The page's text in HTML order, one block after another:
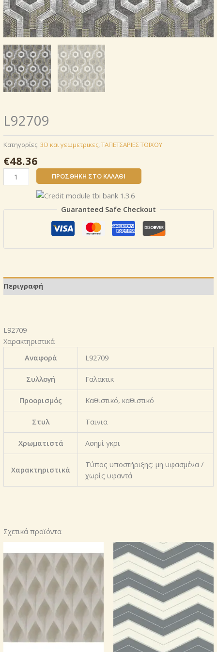
L92709
Κατηγορίες: 3D και γεωμετρικες ΤΑΠΕΤΣΑΡΙΕΣ ΤΟΙΧΟΥ
€48.36
L92709
ποσότητα
ΠΡΟΣΘΉΚΗ ΣΤΟ ΚΑΛΆΘΙ
Guaranteed Safe Checkout
Περιγραφή
L92709
Χαρακτηριστικά
Αναφορά
L92709
Συλλογή Γαλακτικ
Προορισμός Καθιστικό, καθιστικό
Στυλ Ταινια
Χρωματιστά Ασημί γκρι
Χαρακτηριστικά
Τύπος υποστήριξης: μη υφασμένα /
χωρίς υφαντά
Σχετικά προϊόντα